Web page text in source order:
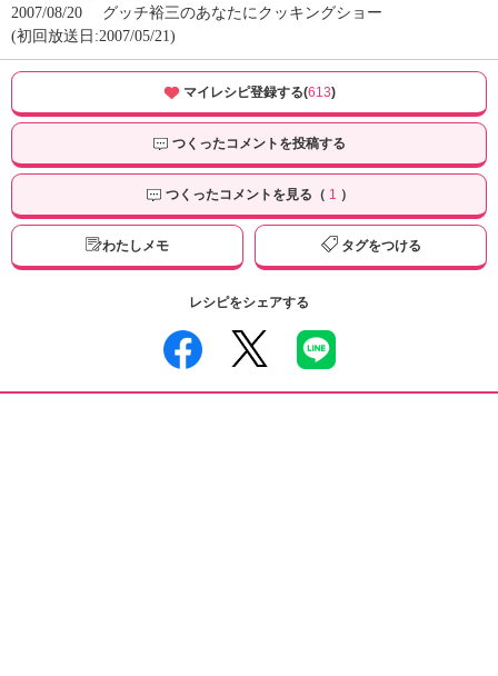
2007/08/20
グッチ裕三のあなたにクッキングショー
(初回放送日:2007/05/21)
マイレシピ登録する(613)
つくったコメントを投稿する
つくったコメントを見る（ 1 ）
わたしメモ タグをつける
レシピをシェアする